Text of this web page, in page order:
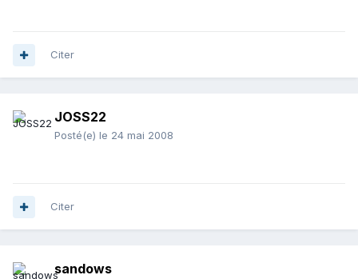
Citer
JOSS22
Posté(e) le 24 mai 2008
Citer
sandows